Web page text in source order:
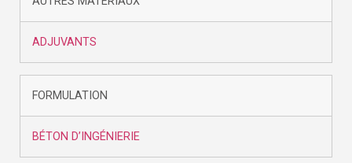
ADJUVANTS
FORMULATION
BÉTON D’INGÉNIERIE